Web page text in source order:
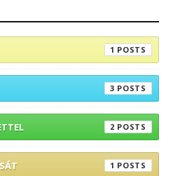
1
3
2
1